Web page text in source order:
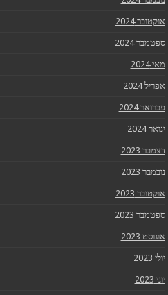
אוקטובר 2024
ספטמבר 2024
מאי 2024
אפריל 2024
פברואר 2024
ינואר 2024
דצמבר 2023
נובמבר 2023
אוקטובר 2023
ספטמבר 2023
אוגוסט 2023
יולי 2023
יוני 2023